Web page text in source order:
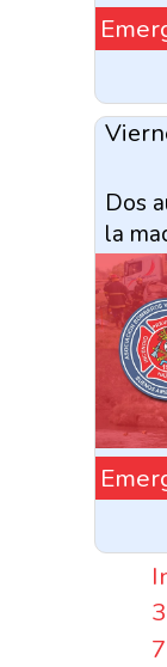
Dos
la
3
7